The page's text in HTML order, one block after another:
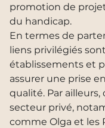
promotion de
du handicap.
En termes de
liens privilégiés
établissements et
assurer une prise
qualité. Par ailleurs,
secteur privé,
comme Olga et les